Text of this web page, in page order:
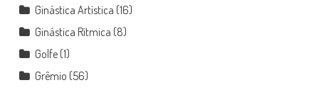
Ginástica Artística (16)
Ginástica Rítmica (8)
Golfe(1)
Grêmio (56)